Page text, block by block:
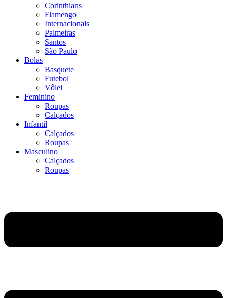
Corinthians
Flamengo
Internacionais
Palmeiras
Santos
São Paulo
Bolas
Basquete
Futebol
Vôlei
Feminino
Roupas
Calçados
Infantil
Calçados
Roupas
Masculino
Calçados
Roupas